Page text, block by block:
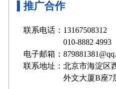
推广合作
联系电话：13167508312
010-8882 4993
电子邮箱：
联系地址：北京市海淀区
外文大厦B座7